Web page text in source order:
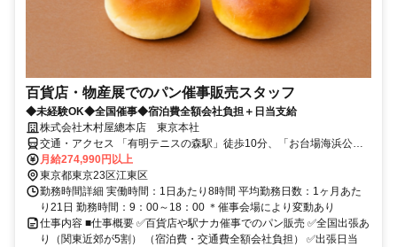
百貨店・物産展でのパン催事販売スタッフ
◆未経験OK◆全国催事◆宿泊費全額会社負担＋日当支給
株式会社木村屋總本店 東京本社
交通・アクセス 「有明テニスの森駅」徒歩10分、「お台場海浜公園
駅」徒歩13分
月給274,990円以上
東京都東京23区江東区
勤務時間詳細 実働時間：1日あたり8時間 平均勤務日数：1ヶ月あた
り21日 勤務時間：9：00～18：00 ＊催事会場により変動あり
仕事内容 ■仕事概要 ✅️百貨店や駅ナカ催事でのパン販売 ✅️全国出張あ
り（関東近郊が5割） （宿泊費・交通費全額会社負担） ✅️出張日当